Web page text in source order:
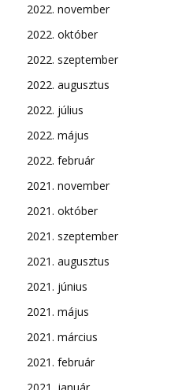
2022. november
2022. október
2022. szeptember
2022. augusztus
2022. július
2022. május
2022. február
2021. november
2021. október
2021. szeptember
2021. augusztus
2021. június
2021. május
2021. március
2021. február